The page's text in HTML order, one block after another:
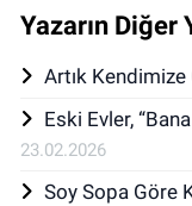
Yazarın Diğer
Artık Kendimize
Eski Evler,
23.02.2026
Soy Sopa Göre